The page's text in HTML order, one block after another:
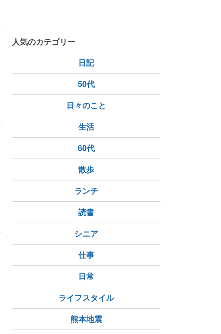
人気のカテゴリー
日記
50代
日々のこと
生活
60代
散歩
ランチ
読書
シニア
仕事
日常
ライフスタイル
熊本地震